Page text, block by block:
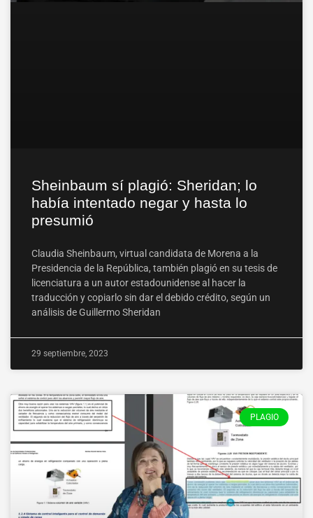
Sheinbaum sí plagió: Sheridan; lo
había intentado negar y hasta lo
presumió
Claudia Sheinbaum, virtual candidata de Morena a la
Presidencia de la República, también plagió en su tesis de
licenciatura a un autor estadounidense al hacer la
traducción y copiarlo sin dar el debido crédito, según un
análisis de Guillermo Sheridan
29 septiembre, 2023
PLAGIO